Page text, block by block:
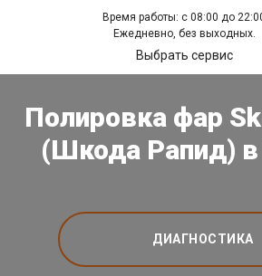
Время работы: с 08:00 до
Ежедневно, без выходных.
Выбрать сервис
Полировка фар
(Шкода Рапид)
ДИАГНОСТИКА